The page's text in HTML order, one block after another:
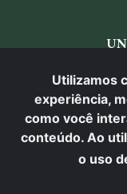
Utilizamos
experiência,
como você
conteúdo. Ao
o uso
01403-001
(11) 94571-9998